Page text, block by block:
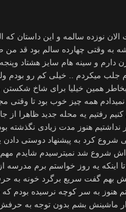
نوزده سالمه و این داستان که
وقتی چهارده سالم بود قد من
دارم و سینه هام سایز هشتاد وپنجه
جلب میکردم .. خیلی کم رو بودم
همین خیلیا برای شاخ شکستن
همه چیز خوب بود تا وقتی
رفتیم یه محله جدید ظاهرا از
نداشتیم هنوز مدت زیادی نگذشته
شروع کرد به پیشنهاد دوستی دادن
شروع شد نمیترسیدم شایدم مهم
تا اینکه یه روز خواستم برم مدرسه
بهم گفت سریع برگرد خونه به
هنوز به سر کوچه نرسیده بودم
ماشینش بشم بدون توجه به حرفش